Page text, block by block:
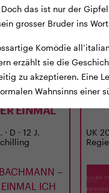
CINEMA
EINMAL
D · 12 J.
MI
UK
das ist nur der
grosser Bruder ins
Komödie
erzählt sie die
zu akzeptieren. Eine
Wahnsinns einer